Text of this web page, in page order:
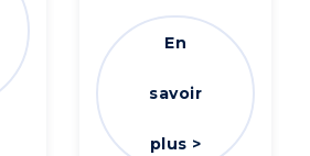
En
savoir
plus >